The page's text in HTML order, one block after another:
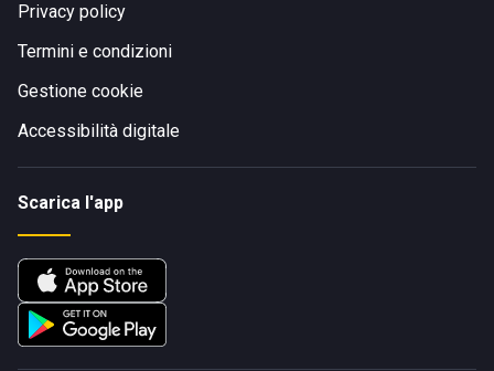
Privacy policy
Termini e condizioni
Gestione cookie
Accessibilità digitale
Scarica l'app